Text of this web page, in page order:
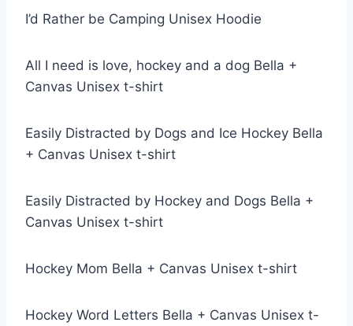
I’d Rather be Camping Unisex Hoodie
All I need is love, hockey and a dog Bella +
Canvas Unisex t-shirt
Easily Distracted by Dogs and Ice Hockey Bella
+ Canvas Unisex t-shirt
Easily Distracted by Hockey and Dogs Bella +
Canvas Unisex t-shirt
Hockey Mom Bella + Canvas Unisex t-shirt
Hockey Word Letters Bella + Canvas Unisex t-